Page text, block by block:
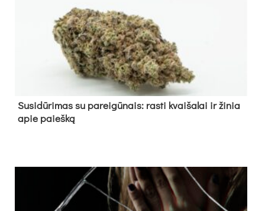
Su­si­dū­ri­mas su pa­rei­gū­nais: ras­ti kvai­ša­lai ir ži­nia
apie paieš­ką